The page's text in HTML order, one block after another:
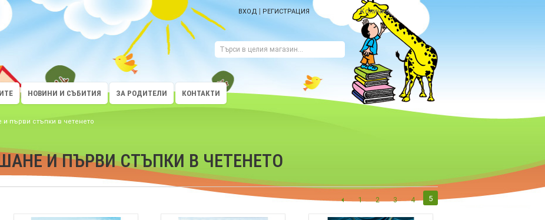
ВХОД | РЕГИСТРАЦИЯ Количка
НОВИНИ И СЪБИТИЯ ЗА РОДИТЕЛИ КОНТАКТИ
и първи стъпки в четенето
И ПЪРВИ СТЪПКИ В ЧЕТЕНЕТО
1 2 3 4 5